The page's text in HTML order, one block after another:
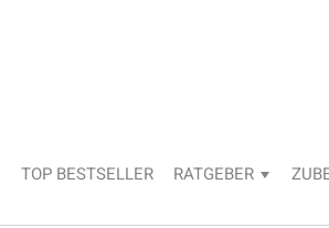
TOP BESTSELLER RATGEBER